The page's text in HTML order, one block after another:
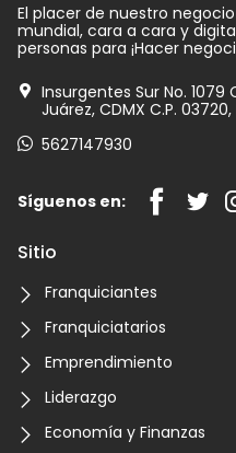
El placer de nuestro
mundial, cara a cara y
personas para ¡Hacer
Insurgentes Sur No. 1079
Juárez, CDMX C.P.
5627147930
Síguenos en:
Sitio
Franquiciantes
Franquiciatarios
Emprendimiento
Liderazgo
Economía y Finanzas